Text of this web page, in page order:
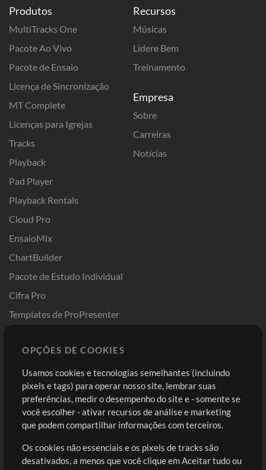
Produtos
MultiTracks One
Pacote Ao Vivo
Pacote de Ensaio
Licença de Sincronização
MT Complete
Licenças para Igrejas
Tracks
Playback
Pad Player
Playback Rentals
Cloud Pro
EnsaioMix
ChartBuilder
Pacote de Estudo Individual
Cifra Pro
Templates de ProPresenter
Recursos
Músicas
Lidere Bem
Treinamento
Empresa
Sobre
Carreiras
Notícias
Comprar Créditos
Conteúdo Grátis
Solicite uma Música
Extras
Sessões
Entre
Cadastre-se
Ir ao carrinho
OPÇÕES DE COOKIES
Usamos cookies e tecnologias semelhantes (incluindo
pixels e tags) para operar nosso site, lembrar suas
preferências, medir o desempenho do site e - somente se
você escolher - ativar recursos de análise e marketing
que podem compartilhar informações com terceiros.
Os cookies não essenciais e os pixels de tracks são
desativados, a menos que você clique em Aceitar tudo ou